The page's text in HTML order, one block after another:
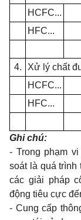
HCFC...
HFC...
4.
Xử lý chất
HCFC...
HFC...
Ghi chú:
- Trong phạm
soát là quá trình
các giải pháp
động tiêu cực
- Cung cấp